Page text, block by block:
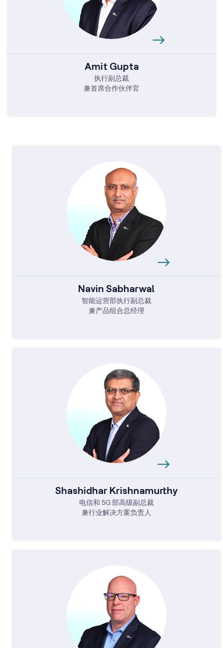
Amit Gupta
执行副总裁
兼首席合作伙伴官
Navin Sabharwal
智能运营部执行副总裁
兼产品组合总经理
Shashidhar Krishnamurthy
电信和 5G 部高级副总裁
兼行业解决方案负责人